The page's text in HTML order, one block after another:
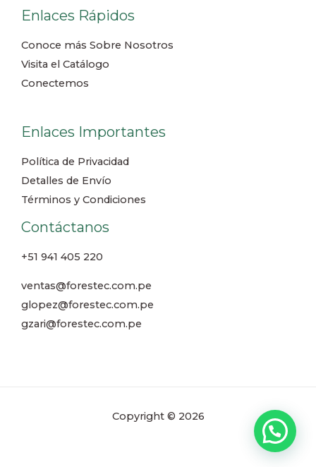
Enlaces Rápidos
Conoce más Sobre Nosotros
Visita el Catálogo
Conectemos
Enlaces Importantes
Política de Privacidad
Detalles de Envío
Términos y Condiciones
Contáctanos
+51 941 405 220
ventas@forestec.com.pe
glopez@forestec.com.pe
gzari@forestec.com.pe
Copyright © 2026